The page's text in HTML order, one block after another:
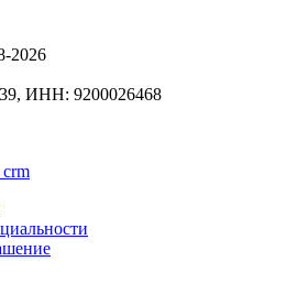
-2026
ИНН: 9200026468